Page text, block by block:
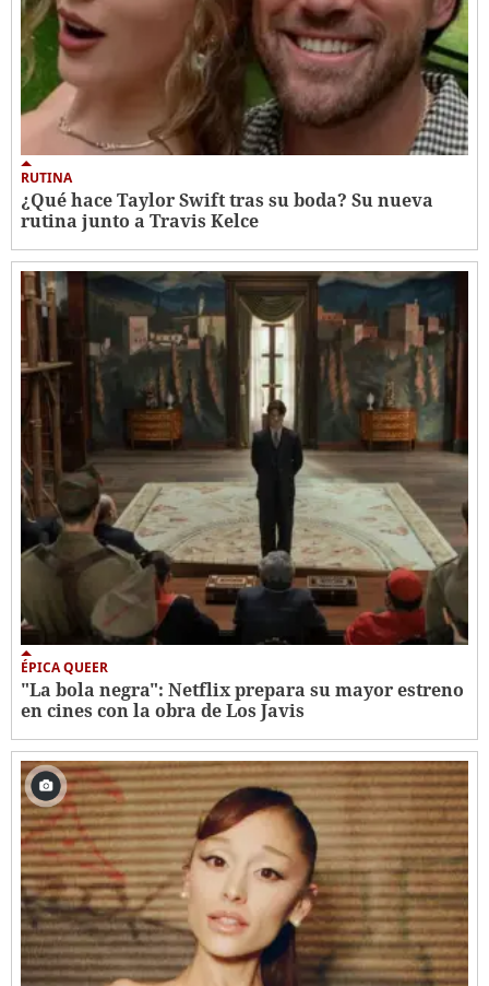
RUTINA
¿Qué hace Taylor Swift tras su boda? Su nueva
rutina junto a Travis Kelce
ÉPICA QUEER
"La bola negra": Netflix prepara su mayor estreno
en cines con la obra de Los Javis